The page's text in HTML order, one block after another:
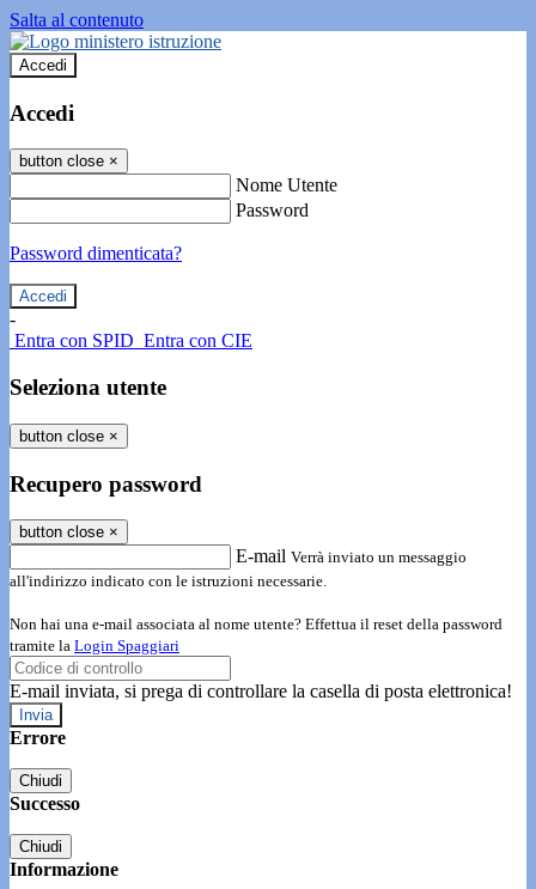
Salta al contenuto
Accedi
Accedi
button close ×
Nome Utente
Password
Password dimenticata?
-
Entra con SPID Entra con CIE
Seleziona utente
button close ×
Recupero password
button close ×
E-mail Verrà inviato un messaggio
all'indirizzo indicato con le istruzioni necessarie.
Non hai una e-mail associata al nome utente? Effettua il reset della password
tramite la Login Spaggiari
E-mail inviata, si prega di controllare la casella di posta elettronica!
Errore
Chiudi
Successo
Chiudi
Informazione